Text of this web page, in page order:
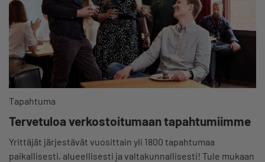
Tapahtuma
Tervetuloa verkostoitumaan tapahtumiimme
Yrittäjät järjestävät vuosittain yli 1800 tapahtumaa
paikallisesti, alueellisesti ja valtakunnallisesti! Tule mukaan